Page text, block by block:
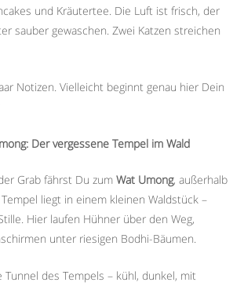
und Kräutertee. Die Luft ist frisch, der
sauber gewaschen. Zwei Katzen streichen
Notizen. Vielleicht beginnt genau hier Dein
Der vergessene Tempel im Wald
Grab fährst Du zum Wat Umong, außerhalb
liegt in einem kleinen Waldstück –
Hier laufen Hühner über den Weg,
unter riesigen Bodhi-Bäumen.
des Tempels – kühl, dunkel, mit